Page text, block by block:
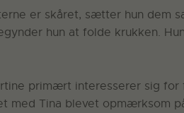
er skåret, sætter hun dem
hun at folde krukken.
primært interesserer sig
med Tina blevet opmærksom